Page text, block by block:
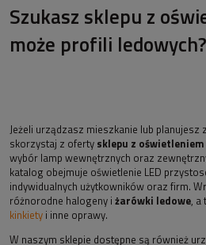
Szukasz sklepu z
może profili ledowych?
Jeżeli urządzasz mieszkanie lub planujesz
skorzystaj z oferty sklepu z oświetleniem
wybór lamp wewnętrznych oraz
katalog obejmuje oświetlenie LED
indywidualnych użytkowników oraz firm.
różnorodne halogeny i żarówki ledowe, a
kinkiety i inne oprawy.
W naszym sklepie dostępne są również